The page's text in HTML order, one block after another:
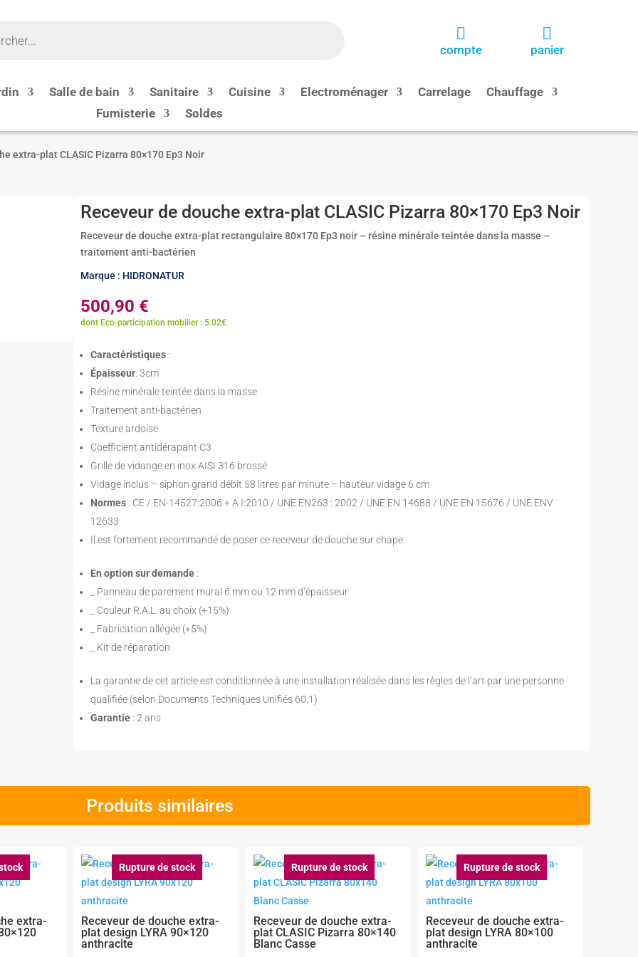

compte

panier
Salle de bain Sanitaire Cuisine Electroménager Carrelage
Chauffage
Fumisterie
Soldes
extra-plat CLASIC Pizarra 80×170 Ep3 Noir
Receveur de douche extra-plat CLASIC Pizarra 80×170 Ep3 Noir
Receveur de douche extra-plat rectangulaire 80×170 Ep3 noir – résine minérale teintée dans la masse –
traitement anti-bactérien
Marque : HIDRONATUR
500,90 €
dont Eco-participation mobilier : 5.02€
Caractéristiques :
Épaisseur: 3cm
Résine minérale teintée dans la masse
Traitement anti-bactérien
Texture ardoise
Coefficient antidérapant C3
Grille de vidange en inox AISI 316 brossé
Vidage inclus – siphon grand débit 58 litres par minute – hauteur vidage 6 cm
Normes : CE / EN-14527:2006 + A I:2010 / UNE EN263 : 2002 / UNE EN 14688 / UNE EN 15676 / UNE ENV
12633
Il est fortement recommandé de poser ce receveur de douche sur chape.
En option sur demande :
_ Panneau de parement mural 6 mm ou 12 mm d’épaisseur
_ Couleur R.A.L. au choix (+15%)
_ Fabrication allégée (+5%)
_ Kit de réparation
La garantie de cet article est conditionnée à une installation réalisée dans les règles de l’art par une personne
qualifiée (selon Documents Techniques Unifiés 60.1)
Garantie : 2 ans
Produits similaires
extra-
Rupture de stock
Receveur de douche extra-
plat design LYRA 90×120
anthracite
Rupture de stock
Receveur de douche extra-
plat CLASIC Pizarra 80×140
Blanc Casse
Rupture de stock
Receveur de douche extra-
plat design LYRA 80×100
anthracite